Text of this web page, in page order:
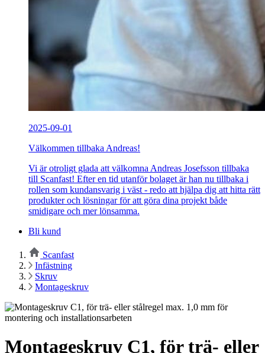
2025-09-01
Välkommen tillbaka Andreas!
Vi är otroligt glada att välkomna Andreas Josefsson tillbaka
till Scanfast! Efter en tid utanför bolaget är han nu tillbaka i
rollen som kundansvarig i väst - redo att hjälpa dig att hitta rätt
produkter och lösningar för att göra dina projekt både
smidigare och mer lönsamma.
Bli kund
Scanfast
Infästning
Skruv
Montageskruv
Montageskruv C1, för trä- eller